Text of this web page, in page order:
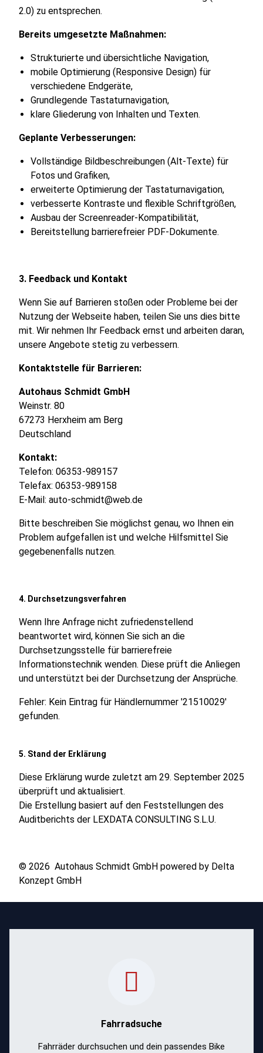
2.0) zu entsprechen.
Bereits umgesetzte Maßnahmen:
Strukturierte und übersichtliche Navigation,
mobile Optimierung (Responsive Design) für
verschiedene Endgeräte,
Grundlegende Tastaturnavigation,
klare Gliederung von Inhalten und Texten.
Geplante Verbesserungen:
Vollständige Bildbeschreibungen (Alt-Texte) für
Fotos und Grafiken,
erweiterte Optimierung der Tastaturnavigation,
verbesserte Kontraste und flexible Schriftgrößen,
Ausbau der Screenreader-Kompatibilität,
Bereitstellung barrierefreier PDF-Dokumente.
3. Feedback und Kontakt
Wenn Sie auf Barrieren stoßen oder Probleme bei der
Nutzung der Webseite haben, teilen Sie uns dies bitte
mit. Wir nehmen Ihr Feedback ernst und arbeiten daran,
unsere Angebote stetig zu verbessern.
Kontaktstelle für Barrieren:
Autohaus Schmidt GmbH
Weinstr. 80
67273 Herxheim am Berg
Deutschland
Kontakt:
Telefon: 06353-989157
Telefax: 06353-989158
E-Mail: auto-schmidt@web.de
Bitte beschreiben Sie möglichst genau, wo Ihnen ein
Problem aufgefallen ist und welche Hilfsmittel Sie
gegebenenfalls nutzen.
4. Durchsetzungsverfahren
Wenn Ihre Anfrage nicht zufriedenstellend
beantwortet wird, können Sie sich an die
Durchsetzungsstelle für barrierefreie
Informationstechnik wenden. Diese prüft die Anliegen
und unterstützt bei der Durchsetzung der Ansprüche.
Fehler: Kein Eintrag für Händlernummer '21510029'
gefunden.
5. Stand der Erklärung
Diese Erklärung wurde zuletzt am 29. September 2025
überprüft und aktualisiert.
Die Erstellung basiert auf den Feststellungen des
Auditberichts der LEXDATA CONSULTING S.L.U.
© 2026 Autohaus Schmidt GmbH powered by Delta
Konzept GmbH
Fahrradsuche
Fahrräder durchsuchen und dein passendes Bike